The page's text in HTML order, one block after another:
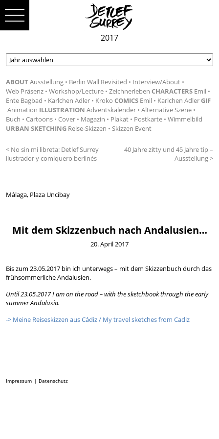
2017
ABOUTAusstellung Berlin Wall Revisited
Interview/About
Web Präsenz
Workshop/Lecture Zeichnerleben CHARACTERS Emil
Ente Bagbad
Karlchen Adler Kroko COMICS Emil Karlchen AdlerGIF
Animation ILLUSTRATION Adventskalender
Alternative Szene
Buch
Cartoons Cover Magazin Plakat Postkarte
Wimmelbild
URBAN SKETCHING Reise-Skizzen Skizzen Event
< No sin mi libreta: Detlef Surrey
ilustrador y comiquero berlinés
40 Jahre zitty und 45 Jahre tip –
Ausstellung >
Málaga, Plaza Uncibay
Mit dem Skizzenbuch nach Andalusien…
20. April 2017
Bis zum 23.05.2017 bin ich unterwegs – mit dem Skizzenbuch durch das
frühsommerliche Andalusien.
Until 23.05.2017 I am on the road – with the sketchbook through the early
summer Andalusia.
-> Meine Reiseskizzen aus Cádiz / My travel sketches from Cadiz
Impressum Datenschutz